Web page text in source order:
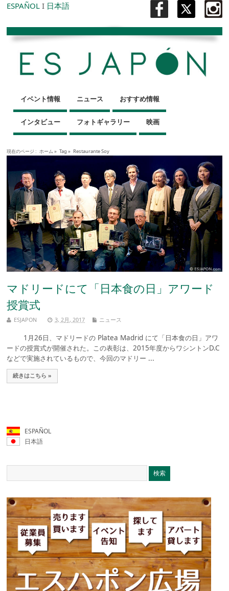
ESPAÑOL I 日本語
イベント情報 ニュース おすすめ情報
インタビュー フォトギャラリー 映画
現在のページ : ホーム » Tag » Restaurante Soy
マドリードにて「日本食の日」アワード
授賞式
ESJAPON 3, 2月, 2017 ニュース
1月26日、マドリードの Platea Madrid にて「日本食の日」アワ
ードの授賞式が開催された。この表彰は、2015年度からワシントンD.C
などで実施されているもので、今回のマドリー ...
続きはこちら »
ESPAÑOL
日本語